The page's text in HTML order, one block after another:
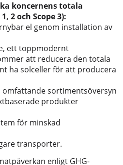
koncernens totala
2 och Scope 3):
el genom installation av
ett toppmodernt
att reducera den totala
ha solceller för att producera
omfattande sortimentsöversyn
produkter
för minskad
transporter.
enligt GHG-